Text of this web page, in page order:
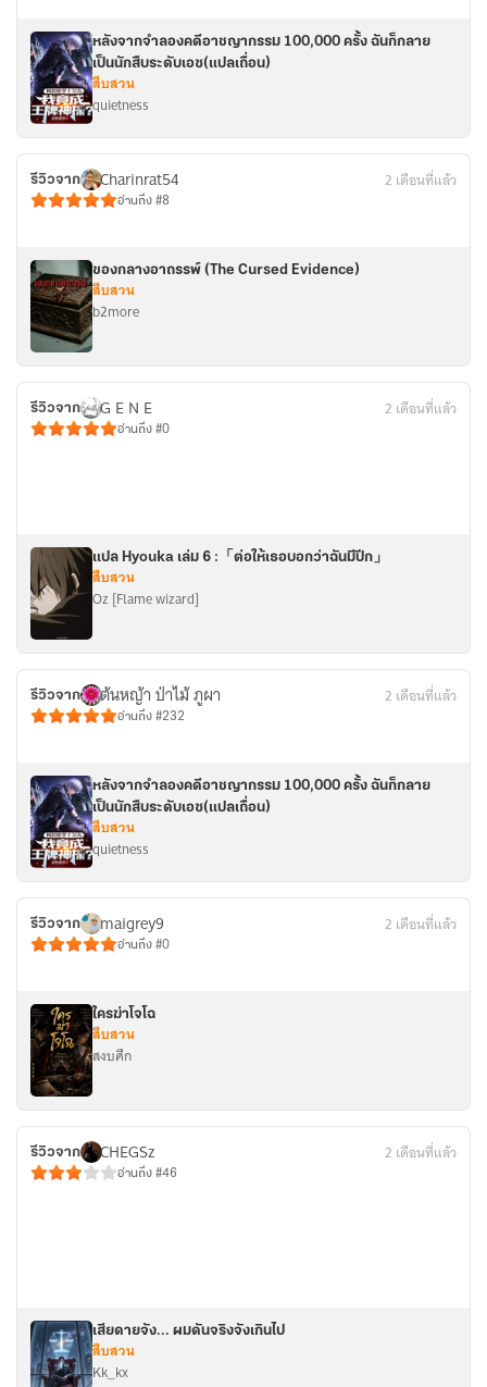
หลังจากจำลองคดีอาชญากรรม 100,000 ครั้ง ฉันก็กลาย
เป็นนักสืบระดับเอซ(แปลเถื่อน)
สืบสวน
quietness
รีวิวจาก Charinrat54 2 เดือนที่แล้ว
อ่านถึง #8
ของกลางอาถรรพ์ (The Cursed Evidence)
สืบสวน
b2more
รีวิวจาก G E N E 2 เดือนที่แล้ว
อ่านถึง #0
แปล Hyouka เล่ม 6 :「ต่อให้เธอบอกว่าฉันมีปีก」
สืบสวน
Oz [Flame wizard]
รีวิวจาก ต้นหญ้า ป่าไม้ ภูผา 2 เดือนที่แล้ว
อ่านถึง #232
หลังจากจำลองคดีอาชญากรรม 100,000 ครั้ง ฉันก็กลาย
เป็นนักสืบระดับเอซ(แปลเถื่อน)
สืบสวน
quietness
รีวิวจาก maigrey9 2 เดือนที่แล้ว
อ่านถึง #0
ใครฆ่าโจโฉ
สืบสวน
สงบศึก
รีวิวจาก CHEGSz 2 เดือนที่แล้ว
อ่านถึง #46
เสียดายจัง... ผมดันจริงจังเกินไป
สืบสวน
Kk_kx